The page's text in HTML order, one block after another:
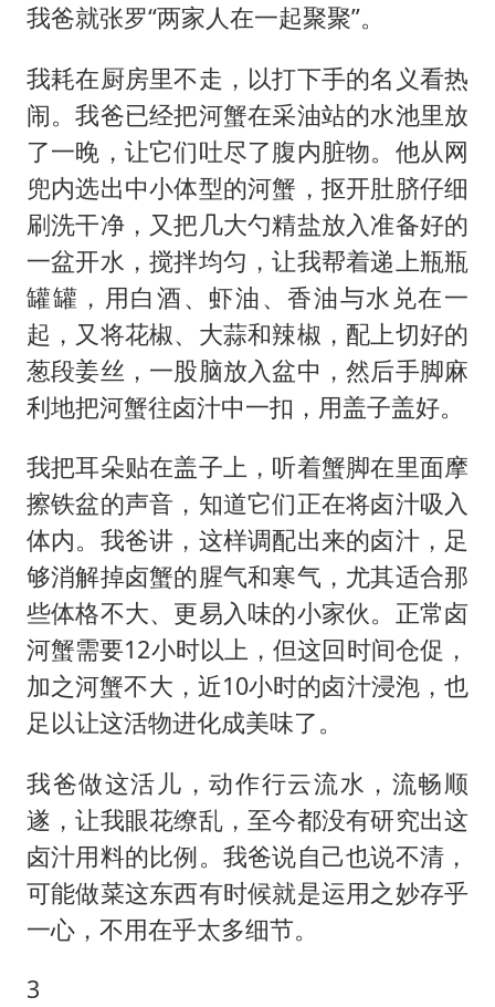
我爸就张罗“两家人在一起聚聚”。
我耗在厨房里不走，以打下手的名义看热
闹。我爸已经把河蟹在采油站的水池里放
了一晚，让它们吐尽了腹内脏物。他从网
兜内选出中小体型的河蟹，抠开肚脐仔细
刷洗干净，又把几大勺精盐放入准备好的
一盆开水，搅拌均匀，让我帮着递上瓶瓶
罐罐，用白酒、虾油、香油与水兑在一
起，又将花椒、大蒜和辣椒，配上切好的
葱段姜丝，一股脑放入盆中，然后手脚麻
利地把河蟹往卤汁中一扣，用盖子盖好。
我把耳朵贴在盖子上，听着蟹脚在里面摩
擦铁盆的声音，知道它们正在将卤汁吸入
体内。我爸讲，这样调配出来的卤汁，足
够消解掉卤蟹的腥气和寒气，尤其适合那
些体格不大、更易入味的小家伙。正常卤
河蟹需要12小时以上，但这回时间仓促，
加之河蟹不大，近10小时的卤汁浸泡，也
足以让这活物进化成美味了。
我爸做这活儿，动作行云流水，流畅顺
遂，让我眼花缭乱，至今都没有研究出这
卤汁用料的比例。我爸说自己也说不清，
可能做菜这东西有时候就是运用之妙存乎
一心，不用在乎太多细节。
3